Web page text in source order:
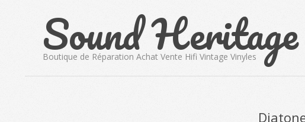
Sound Heritage
Boutique de Réparation Achat Vente Hifi Vintage Vinyles